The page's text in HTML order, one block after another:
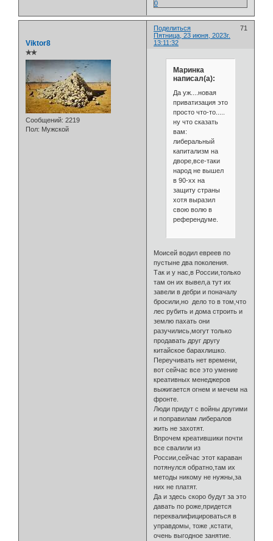
0
Поделиться
71
Пятница, 23 июня, 2023г.
13:11:32
Viktor8
✯✯
Сообщений: 2219
Пол: Мужской
Маринка
написал(а):
Да уж....новая
приватизация это
просто что-то.....
ну что сказать
вам:
либеральный
капитализм на
дворе,все-таки
народ не вышел
в 90-хх на
защиту страны
хотя выразил
свою волю в
референдуме.
Моисей водил евреев по
пустыне два поколения.
Так и у нас,в России,только
там он их вывел,а тут их
завели в дебри и поначалу
бросили,но дело то в том,что
лес рубить и дома строить и
землю пахать они
разучились,могут только
продавать друг другу
китайское барахлишко.
Переучивать нет времени,
вот сейчас все это умение
креативных менеджеров
выжигается огнем и мечем на
фронте.
Люди придут с войны другими
и поправилам либералов
жить не захотят.
Впрочем креатившики почти
все свалили из
России,сейчас этот караван
потянулся обратно,там их
методы никому не нужны,за
них не платят.
Да и здесь скоро будут за это
давать по роже,придется
переквалифицироваться в
управдомы, тоже ,кстати,
очень выгодное занятие.